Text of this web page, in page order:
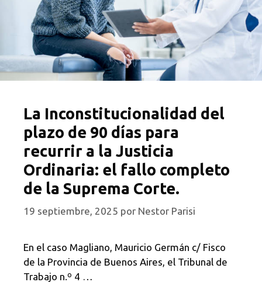
La Inconstitucionalidad del
plazo de 90 días para
recurrir a la Justicia
Ordinaria: el fallo completo
de la Suprema Corte.
19 septiembre, 2025 por Nestor Parisi
En el caso Magliano, Mauricio Germán c/ Fisco
de la Provincia de Buenos Aires, el Tribunal de
Trabajo n.º 4 …